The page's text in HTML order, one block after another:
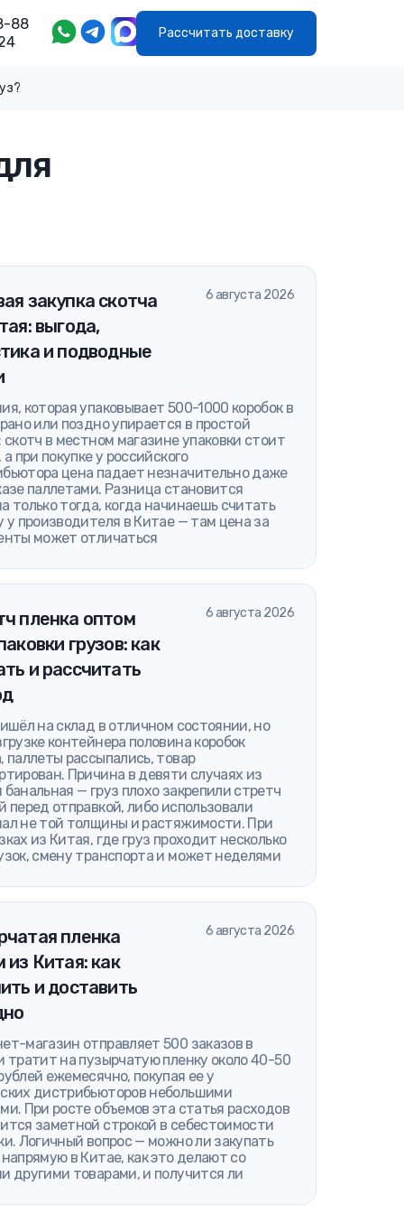
88
Рассчитать доставку
закупка скотча
выгода,
и подводные
6 августа 2026
которая упаковывает 500-1000 коробок в
или поздно упирается в простой
скотч в местном магазине упаковки стоит
а при покупке у российского
цена падает незначительно даже
паллетами. Разница становится
только тогда, когда начинаешь считать
у производителя в Китае — там цена за
может отличаться
пленка оптом
грузов: как
и рассчитать
6 августа 2026
на склад в отличном состоянии, но
контейнера половина коробок
паллеты рассыпались, товар
Причина в девяти случаях из
— груз плохо закрепили стретч
перед отправкой, либо использовали
не той толщины и растяжимости. При
из Китая, где груз проходит несколько
смену транспорта и может неделями
пленка
из Китая: как
и доставить
6 августа 2026
магазин отправляет 500 заказов в
тратит на пузырчатую пленку около 40-50
ежемесячно, покупая ее у
дистрибьюторов небольшими
При росте объемов эта статья расходов
заметной строкой в себестоимости
Логичный вопрос — можно ли закупать
напрямую в Китае, как это делают со
другими товарами, и получится ли